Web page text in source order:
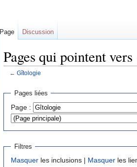
Pages qui pointent
← Gîtologie
Pages liées
Page :
Filtres
Masquer les inclusions | Masquer les
Page Discussion